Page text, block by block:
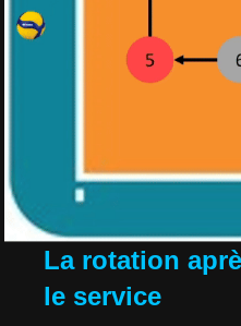
La rotation
le service